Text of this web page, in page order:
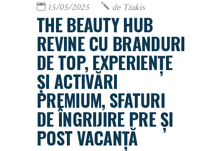
15/05/2025 de Tzakis
THE BEAUTY HUB
REVINE CU BRANDURI
DE TOP, EXPERIENȚE
ȘI ACTIVĂRI
PREMIUM, SFATURI
DE ÎNGRIJIRE PRE ȘI
POST VACANȚĂ